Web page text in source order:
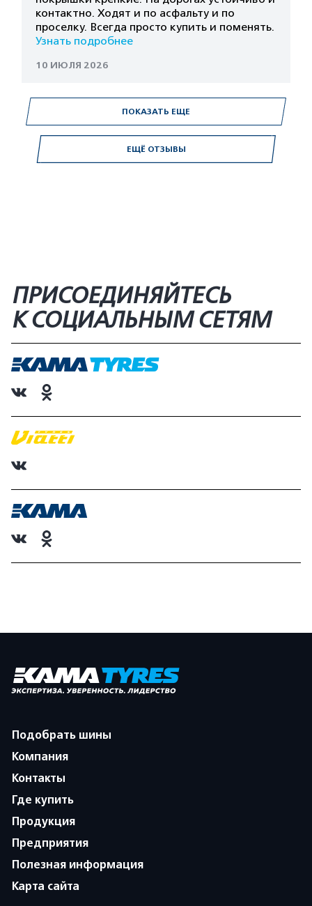
ЕЩЁ ОТЗЫВЫ
контактно. Ходят и по асфальту и по
проселку. Всегда просто купить и поменять.
Узнать подробнее
10 ИЮЛЯ 2026
ПОКАЗАТЬ ЕЩЕ
ПРИСОЕДИНЯЙТЕСЬ
К СОЦИАЛЬНЫМ СЕТЯМ
Подобрать шины
Компания
Контакты
Где купить
Продукция
Предприятия
Полезная информация
Карта сайта